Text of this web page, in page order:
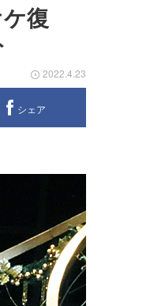
復
2022.4.23
シェア